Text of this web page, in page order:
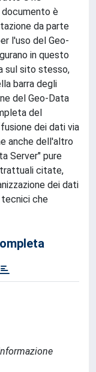
è
da parte
l'uso del Geo-
in questo
sul sito stesso,
barra degli
del Geo-Data
del
dei dati via
anche dell'altro
Server" pure
citate,
dei dati
tecnici che